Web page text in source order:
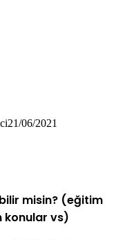
21/06/2021
misin? (eğitim
konular vs)